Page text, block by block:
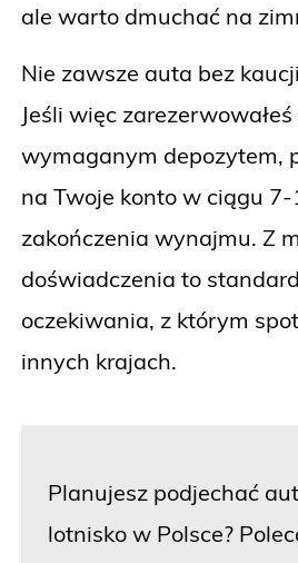
ale warto dmuchać na
Nie zawsze auta bez
Jeśli więc
wymaganym depozytem,
na Twoje konto w ciągu
zakończenia wynajmu. Z
doświadczenia to
oczekiwania, z którym
innych krajach.
Planujesz podjechać
lotnisko w Polsce?